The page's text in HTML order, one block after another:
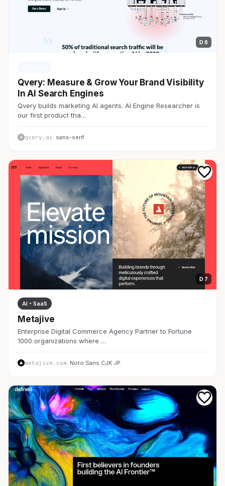
D 8
Qvery: Measure & Grow Your Brand Visibility
In AI Search Engines
Qvery builds marketing AI agents. AI Engine Researcher is
our first product tha…
qvery.ai · sans-serif
D 7
AI・SaaS
Metajive
Enterprise Digital Commerce Agency Partner to Fortune
1000 organizations where …
metajive.com· Noto Sans CJK JP